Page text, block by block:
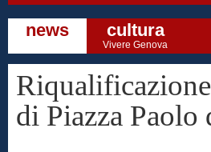
news cultura
Vivere Genova
di Piazza Paolo